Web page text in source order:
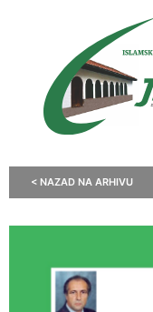
< NAZAD NA ARHIVU